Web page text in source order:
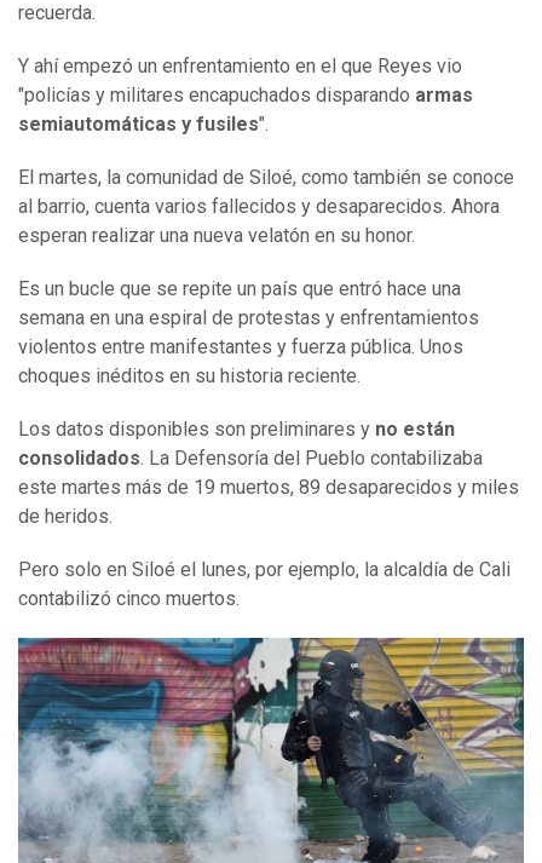
recuerda.
Y ahí empezó un enfrentamiento en el que Reyes vio
"policías y militares encapuchados disparando armas
semiautomáticas y fusiles".
El martes, la comunidad de Siloé, como también se conoce
al barrio, cuenta varios fallecidos y desaparecidos. Ahora
esperan realizar una nueva velatón en su honor.
Es un bucle que se repite un país que entró hace una
semana en una espiral de protestas y enfrentamientos
violentos entre manifestantes y fuerza pública. Unos
choques inéditos en su historia reciente.
Los datos disponibles son preliminares y no están
consolidados. La Defensoría del Pueblo contabilizaba
este martes más de 19 muertos, 89 desaparecidos y miles
de heridos.
Pero solo en Siloé el lunes, por ejemplo, la alcaldía de Cali
contabilizó cinco muertos.